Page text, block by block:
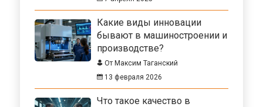
Какие виды инновации
бывают в машиностроении и
производстве?
От Максим Таганский
13 февраля 2026
Что такое качество в